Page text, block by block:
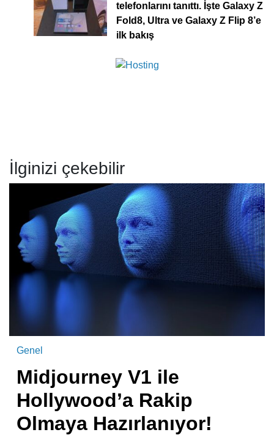
telefonlarını tanıttı. İşte Galaxy Z
Fold8, Ultra ve Galaxy Z Flip 8’e
ilk bakış
İlginizi çekebilir
Genel
Midjourney V1 ile
Hollywood’a Rakip
Olmaya Hazırlanıyor!